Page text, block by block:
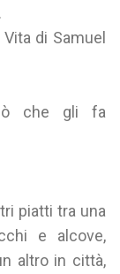
di Samuel
che gli fa
piatti tra una
e alcove,
altro in città,